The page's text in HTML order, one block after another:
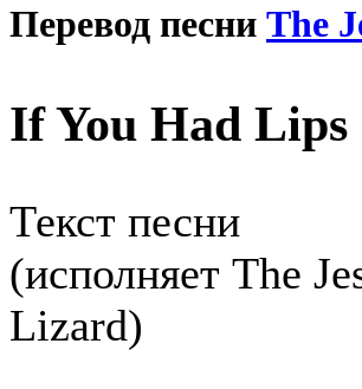
Перевод песни The
If You Had Lips
Текст песни
(исполняет The
Lizard)